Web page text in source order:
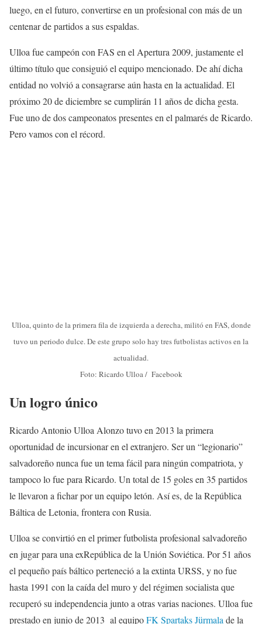
luego, en el futuro, convertirse en un profesional con más de un
centenar de partidos a sus espaldas.
Ulloa fue campeón con FAS en el Apertura 2009, justamente el
último título que consiguió el equipo mencionado. De ahí dicha
entidad no volvió a consagrarse aún hasta en la actualidad. El
próximo 20 de diciembre se cumplirán 11 años de dicha gesta.
Fue uno de dos campeonatos presentes en el palmarés de Ricardo.
Pero vamos con el récord.
Ulloa, quinto de la primera fila de izquierda a derecha, militó en FAS, donde
tuvo un periodo dulce. De este grupo solo hay tres futbolistas activos en la
actualidad.
Foto: Ricardo Ulloa / Facebook
Un logro único
Ricardo Antonio Ulloa Alonzo tuvo en 2013 la primera
oportunidad de incursionar en el extranjero. Ser un “legionario”
salvadoreño nunca fue un tema fácil para ningún compatriota, y
tampoco lo fue para Ricardo. Un total de 15 goles en 35 partidos
le llevaron a fichar por un equipo letón. Así es, de la República
Báltica de Letonia, frontera con Rusia.
Ulloa se convirtió en el primer futbolista profesional salvadoreño
en jugar para una exRepública de la Unión Soviética. Por 51 años
el pequeño país báltico perteneció a la extinta URSS, y no fue
hasta 1991 con la caída del muro y del régimen socialista que
recuperó su independencia junto a otras varias naciones. Ulloa fue
prestado en junio de 2013 al equipoFK Spartaks Jürmalade la